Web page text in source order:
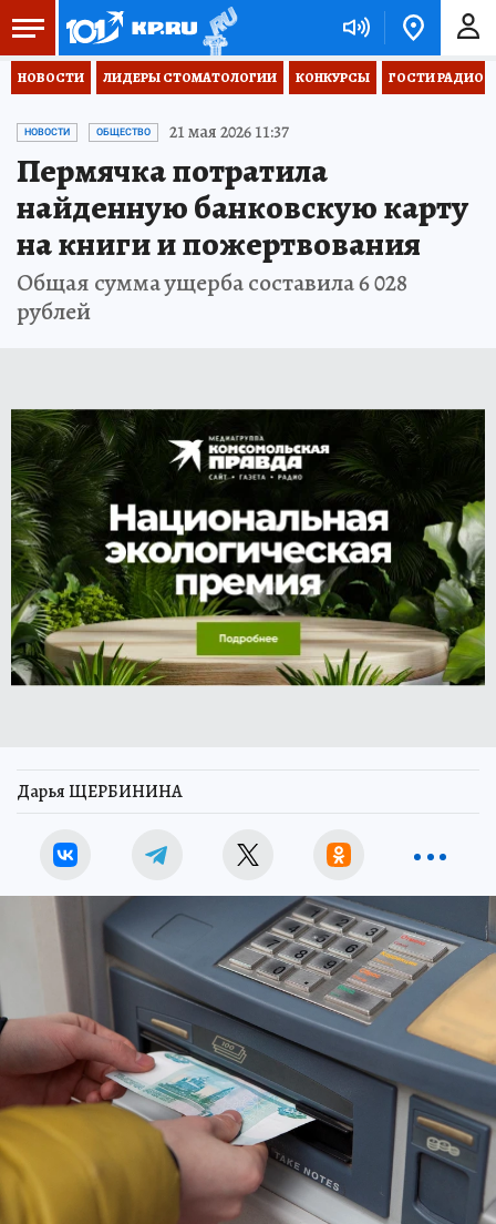
НОВОСТИ ЛИДЕРЫ СТОМАТОЛОГИИ КОНКУРСЫ ГОСТИ РАДИО
НОВОСТИ ОБЩЕСТВО 21 мая 2026 11:37
Пермячка потратила
найденную банковскую карту
на книги и пожертвования
Общая сумма ущерба составила 6 028
рублей
Дарья ЩЕРБИНИНА